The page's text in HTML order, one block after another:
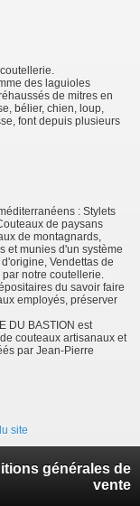
des laguioles
de mitres en
bélier, chien, loup,
font depuis plusieurs
: Stylets
de paysans
de montagnards,
et munies d'un système
Vendettas de
notre coutellerie.
du savoir faire
employés, préserver
DU BASTION est
couteaux artisanaux et
par Jean-Pierre
site
générales de
vente